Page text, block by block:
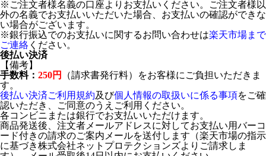
※ご注文者様名義の口座よりお支払いください。ご注文者様以
外の名義でお支払いいただいた場合、お支払いの確認ができな
い場合がございます。
※銀行振込でのお支払いに関するお問い合わせは楽天市場まで
ご連絡 ください。
後払い決済
【備考】
手数料： 250円
（請求書発行料）をお客様にご負担いただきま
す。
後払い決済ご利用規約及び個人情報の取扱いに係る事項をご確
認いただき、ご同意のうえご利用ください。
各コンビニまたは銀行でお支払いいただけます。
商品発送後、注文者メールアドレスに対してお支払い用バーコ
ード付きの請求のご案内メールを送付します（楽天市場の指示
に基づき株式会社ネットプロテクションズよりご請求しま